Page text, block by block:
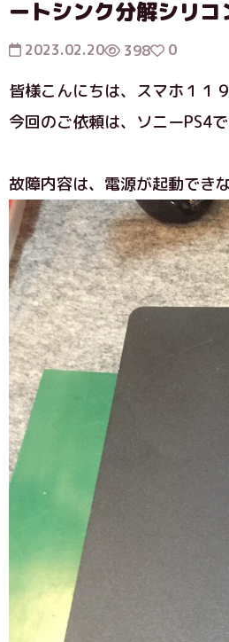
ートシンク分解シリ
2023.02.20 398 0
皆様こんにちは、スマホ１１
今回のご依頼は、ソニーPS4で
故障内容は、電源が起動でき